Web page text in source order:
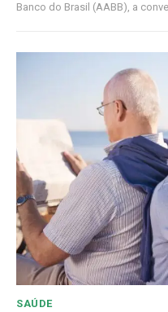
Banco do Brasil (AABB), a
SAÚDE